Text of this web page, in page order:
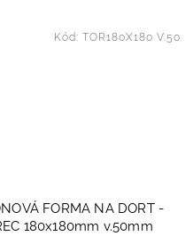
FORMA NA DORT -
180x180mm v.50mm
Kód: TOR180X180 V.50